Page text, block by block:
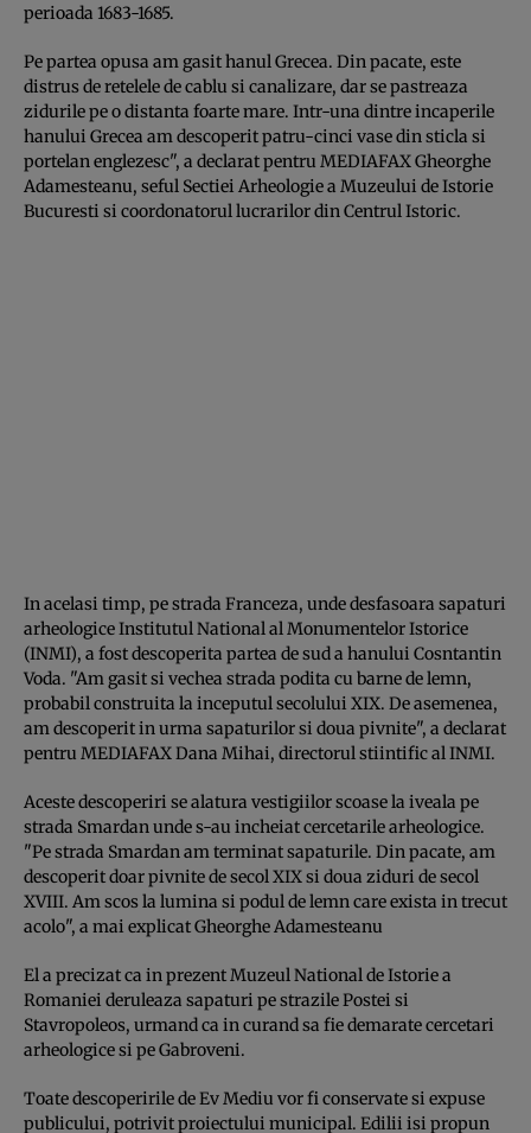
perioada 1683-1685.
Pe partea opusa am gasit hanul Grecea. Din pacate, este
distrus de retelele de cablu si canalizare, dar se pastreaza
zidurile pe o distanta foarte mare. Intr-una dintre incaperile
hanului Grecea am descoperit patru-cinci vase din sticla si
portelan englezesc", a declarat pentru MEDIAFAX Gheorghe
Adamesteanu, seful Sectiei Arheologie a Muzeului de Istorie
Bucuresti si coordonatorul lucrarilor din Centrul Istoric.
In acelasi timp, pe strada Franceza, unde desfasoara sapaturi
arheologice Institutul National al Monumentelor Istorice
(INMI), a fost descoperita partea de sud a hanului Cosntantin
Voda. "Am gasit si vechea strada podita cu barne de lemn,
probabil construita la inceputul secolului XIX. De asemenea,
am descoperit in urma sapaturilor si doua pivnite", a declarat
pentru MEDIAFAX Dana Mihai, directorul stiintific al INMI.
Aceste descoperiri se alatura vestigiilor scoase la iveala pe
strada Smardan unde s-au incheiat cercetarile arheologice.
"Pe strada Smardan am terminat sapaturile. Din pacate, am
descoperit doar pivnite de secol XIX si doua ziduri de secol
XVIII. Am scos la lumina si podul de lemn care exista in trecut
acolo", a mai explicat Gheorghe Adamesteanu
El a precizat ca in prezent Muzeul National de Istorie a
Romaniei deruleaza sapaturi pe strazile Postei si
Stavropoleos, urmand ca in curand sa fie demarate cercetari
arheologice si pe Gabroveni.
Toate descoperirile de Ev Mediu vor fi conservate si expuse
publicului, potrivit proiectului municipal. Edilii isi propun